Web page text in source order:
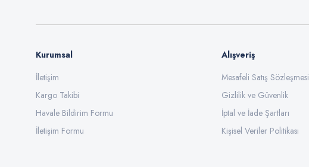
Kurumsal
İletişim
Kargo Takibi
Havale Bildirim Formu
İletişim Formu
Alışveriş
Mesafeli Satış Sözleşmesi
Gizlilik ve Güvenlik
İptal ve İade Şartları
Kişisel Veriler Politikası